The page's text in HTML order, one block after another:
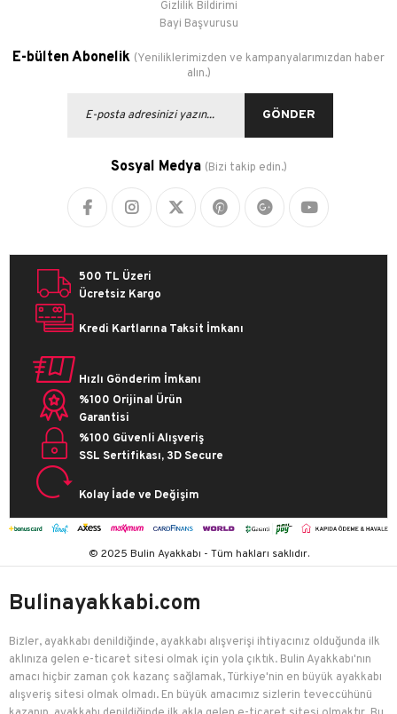
Gizlilik Bildirimi
Bayi Başvurusu
E-bülten Abonelik (Yeniliklerimizden ve kampanyalarımızdan haber
alın.)
GÖNDER
Sosyal Medya (Bizi takip edin.)
500 TL Üzeri
Ücretsiz Kargo
Kredi Kartlarına Taksit İmkanı
Hızlı Gönderim İmkanı
%100 Orijinal Ürün
Garantisi
%100 Güvenli Alışveriş
SSL Sertifikası, 3D Secure
Kolay İade ve Değişim
© 2025 Bulin Ayakkabı - Tüm hakları saklıdır.
Bulinayakkabi.com
Bizler, ayakkabı denildiğinde, ayakkabı alışverişi ihtiyacınız olduğunda ilk
aklınıza gelen e-ticaret sitesi olmak için yola çıktık. Bulin Ayakkabı'nın
amacı hiçbir zaman çok kazanç sağlamak, Türkiye'nin en büyük ayakkabı
alışveriş sitesi olmak olmadı. En büyük amacımız sizlerin teveccühünü